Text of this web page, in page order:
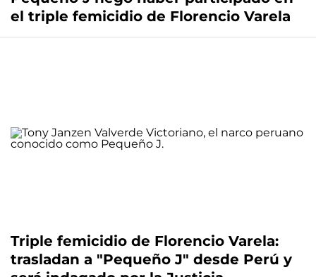
el triple femicidio de Florencio Varela
Triple femicidio de Florencio Varela:
trasladan a "Pequeño J" desde Perú y